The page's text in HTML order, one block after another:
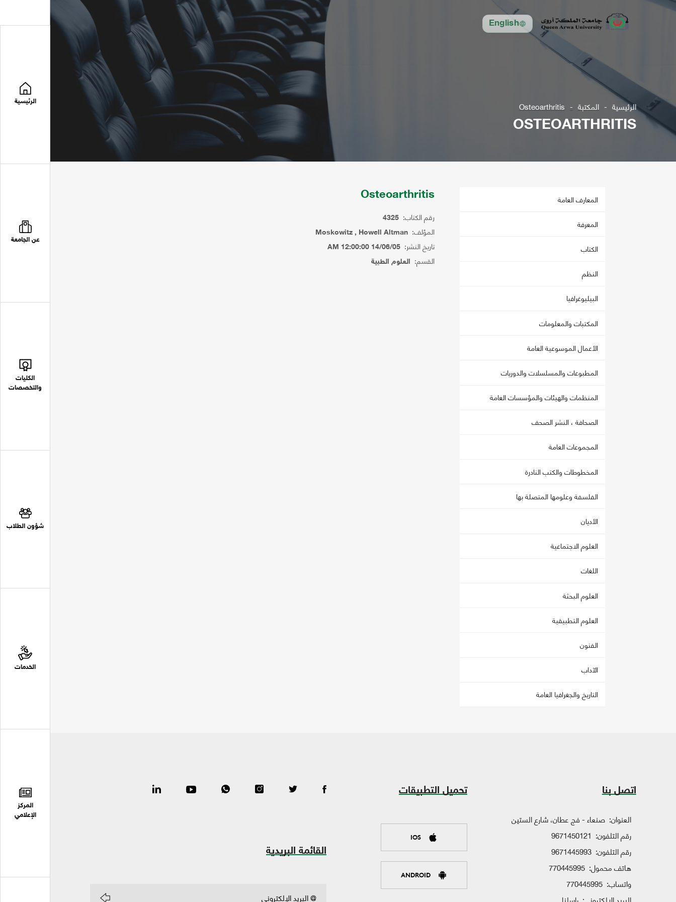
English
الرئيسية
عن الجامعة
الكليات
والتخصصات
شؤون الطلاب
الخدمات
المركز
الإعلامي
الرئيسية المكتبة Osteoarthritis
OSTEOARTHRITIS
المعارف العامة
المعرفة
الكتاب
النظم
البيليوغرافيا
المكتبات والمعلومات
الأعمال الموسوعية العامة
المطبوعات والمسلسلات والدوريات
المنظمات والهيئات والمؤسسات العامة
الصحافة ، النشر الصحف
المجموعات العامة
المخطوطات والكتب النادرة
الفلسفة وعلومها المتصلة بها
الأديان
العلوم الاجتماعية
اللغات
العلوم البحثة
العلوم التطبيقية
الفنون
الآداب
التاريخ والجغرافيا العامة
Osteoarthritis
رقم الكتاب: 4325
المؤلف: Moskowitz , Howell Altman
تاريخ النشر: 14/06/05 12:00:00 AM
القسم: العلوم الطبية
اتصل بنا
العنوان: صنعاء - فج عطان، شارع الستين
رقم التلفون: 9671450121
رقم التلفون: 9671445993
هاتف محمول: 770445995
واتساب: 770445995
تحميل التطبيقات
IOS
ANDROID
القائمة البريدية